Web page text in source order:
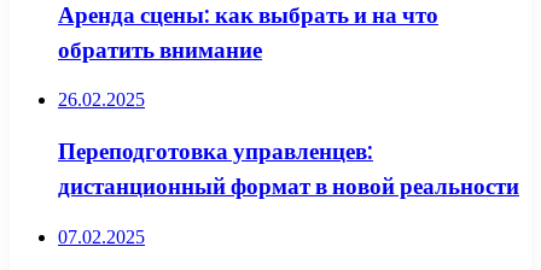
Аренда сцены: как выбрать и на что
обратить внимание
26.02.2025
Переподготовка управленцев:
дистанционный формат в новой реальности
07.02.2025